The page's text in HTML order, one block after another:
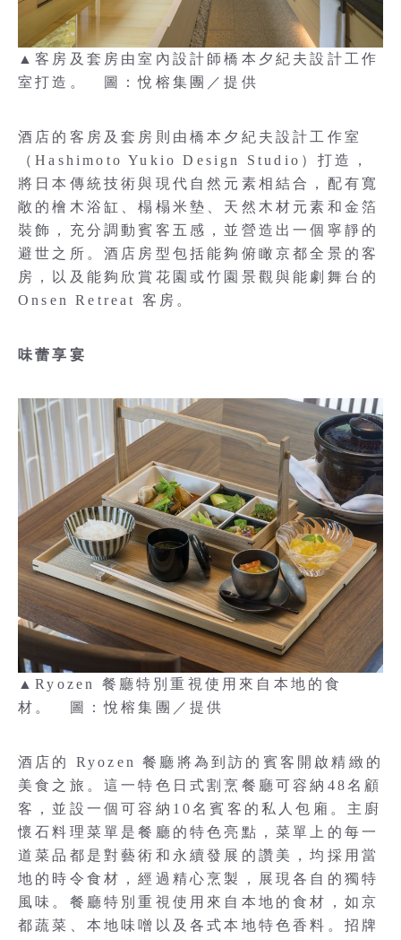
▲客房及套房由室內設計師橋本夕紀夫設計工作
室打造。 圖：悅榕集團／提供
酒店的客房及套房則由橋本夕紀夫設計工作室
（Hashimoto Yukio Design Studio）打造，
將日本傳統技術與現代自然元素相結合，配有寬
敞的檜木浴缸、榻榻米墊、天然木材元素和金箔
裝飾，充分調動賓客五感，並營造出一個寧靜的
避世之所。酒店房型包括能夠俯瞰京都全景的客
房，以及能夠欣賞花園或竹園景觀與能劇舞台的
Onsen Retreat 客房。
味蕾享宴
▲Ryozen 餐廳特別重視使用來自本地的食
材。 圖：悅榕集團／提供
酒店的 Ryozen 餐廳將為到訪的賓客開啟精緻的
美食之旅。這一特色日式割烹餐廳可容納48名顧
客，並設一個可容納10名賓客的私人包廂。主廚
懷石料理菜單是餐廳的特色亮點，菜單上的每一
道菜品都是對藝術和永續發展的讚美，均採用當
地的時令食材，經過精心烹製，展現各自的獨特
風味。餐廳特別重視使用來自本地的食材，如京
都蔬菜、本地味噌以及各式本地特色香料。招牌